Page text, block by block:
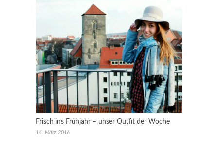
Frisch ins Frühjahr – unser Outfit der Woche
14. März 2016